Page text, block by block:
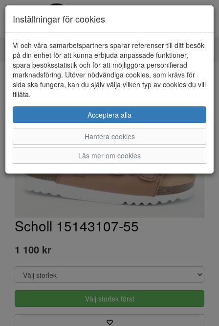
Toggle
navigation
HEM
Scholl 15143107-55
1 100 kr
Välj storlek först
Inställningar för cookies
Vi och våra samarbetspartners sparar referenser till ditt besök
på din enhet för att kunna erbjuda anpassade funktioner,
spara besöksstatistik och för att möjliggöra personifierad
marknadsföring. Utöver nödvändiga cookies, som krävs för
sida ska fungera, kan du själv välja vilken typ av cookies du vill
tillåta.
Acceptera alla
Hantera cookies
Läs mer om cookies